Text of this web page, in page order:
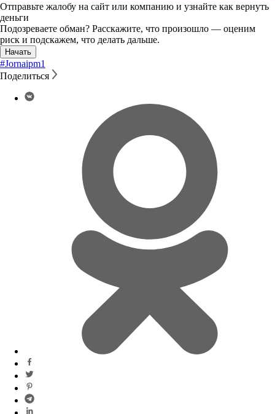
Отправьте жалобу на сайт или компанию и узнайте как вернуть
деньги
Подозреваете обман? Расскажите, что произошло — оценим
риск и подскажем, что делать дальше.
Начать
#Jornaipm1
Поделиться